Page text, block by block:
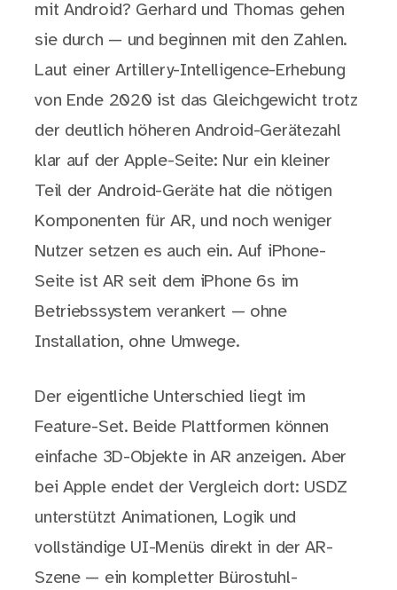
mit Android? Gerhard und Thomas gehen
sie durch — und beginnen mit den Zahlen.
Laut einer Artillery-Intelligence-Erhebung
von Ende 2020 ist das Gleichgewicht trotz
der deutlich höheren Android-Gerätezahl
klar auf der Apple-Seite: Nur ein kleiner
Teil der Android-Geräte hat die nötigen
Komponenten für AR, und noch weniger
Nutzer setzen es auch ein. Auf iPhone-
Seite ist AR seit dem iPhone 6s im
Betriebssystem verankert — ohne
Installation, ohne Umwege.
Der eigentliche Unterschied liegt im
Feature-Set. Beide Plattformen können
einfache 3D-Objekte in AR anzeigen. Aber
bei Apple endet der Vergleich dort: USDZ
unterstützt Animationen, Logik und
vollständige UI-Menüs direkt in der AR-
Szene — ein kompletter Bürostuhl-